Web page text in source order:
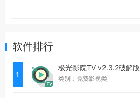
软件排行
1
极光影院TV v2.3.2破解版
类别：免费影视类